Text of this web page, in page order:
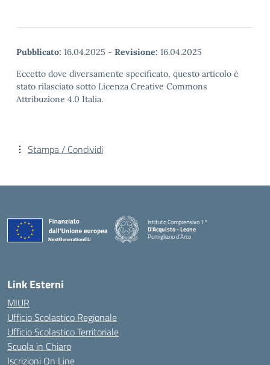
Pubblicato: 16.04.2025 - Revisione: 16.04.2025
Eccetto dove diversamente specificato, questo articolo è
stato rilasciato sotto Licenza Creative Commons
Attribuzione 4.0 Italia.
Stampa / Condividi
Istituto Comprensivo 1°
D'Acquisto - Leone
Pomigliano d'Arco
— Visita la pagina iniziale della scuola
Link Esterni
MIUR
Ufficio Scolastico Regionale
Ufficio Scolastico Territoriale
Scuola in Chiaro
Iscrizioni On Line